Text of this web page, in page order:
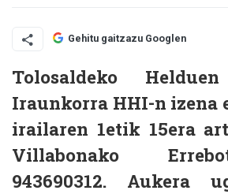
Gehitu gaitzazu Googlen
Tolosaldeko
Iraunkorra HHI-n izena
irailaren 1etik 15era
Villabonako
943690312. Aukera